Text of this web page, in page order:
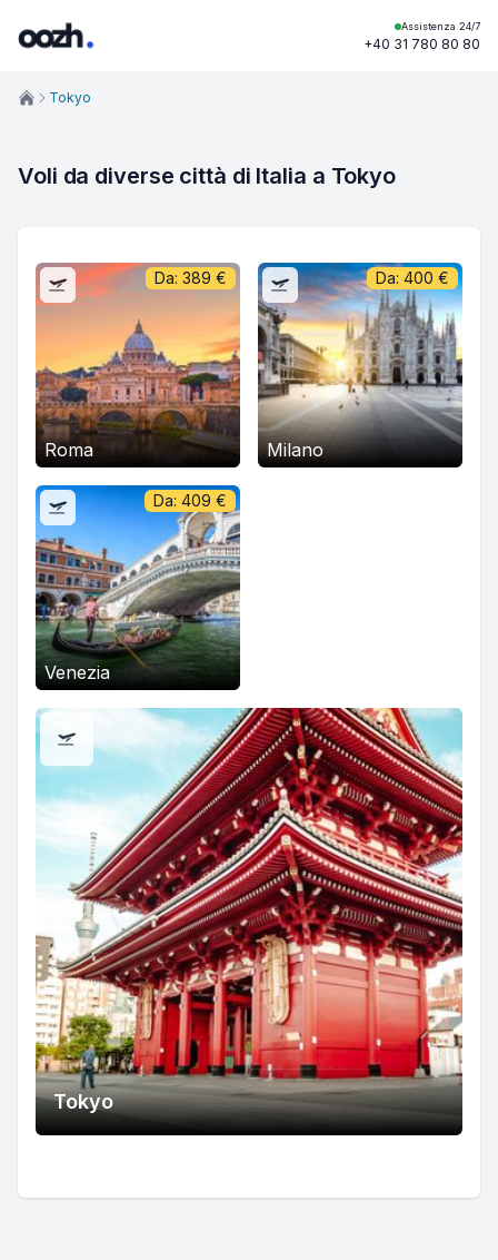
Assistenza 24/7
+40 31 780 80 80
Tokyo
Voli da diverse città di Italia a Tokyo
Roma
Da: 389 €
Milano
Da: 400 €
Venezia
Da: 409 €
Tokyo